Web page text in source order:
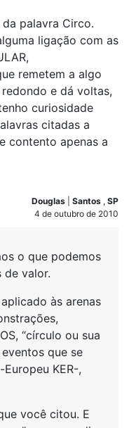
palavra Circo.
ligação com as
remetem a algo
redondo e dá voltas,
curiosidade
citadas a
contento apenas a
Douglas Santos , SP
4 de outubro de 2010
o que podemos
de valor.
às arenas
“círculo ou sua
que se
KER-,
você citou. E